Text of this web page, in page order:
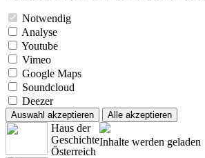
Notwendig
Analyse
Youtube
Vimeo
Google Maps
Soundcloud
Deezer
Auswahl akzeptieren Alle akzeptieren
Haus der
Geschichte
Österreich
Inhalte werden geladen